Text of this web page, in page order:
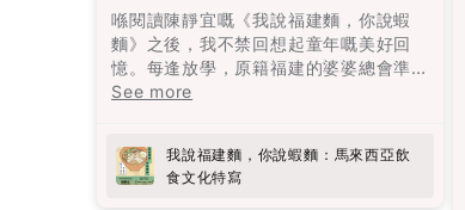
typical writing background (he was
a songwriter and a lawyer)
somehow makes it more special.
You can feel that it wasn’t written
to impress—it feels personal.
What surprised me most is how the
book quietly changes the way you
喺閱讀陳靜宜嘅《我說福建麵，你說蝦
麵》之後，我不禁回想起童年嘅美好回
憶。每逢放學，原籍福建的婆婆總會準
備熱騰騰嘅福建麵，嗰股熟悉嘅香味，
呢本書唔單止係講述福建麵同蝦麵嘅歷
See more
我說福建麵，你說蝦麵：馬來西亞飲
食文化特寫